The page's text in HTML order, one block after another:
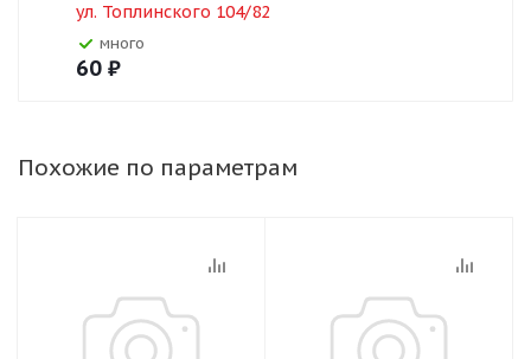
ул. Топлинского 104/82
Много
60 ₽
Похожие по параметрам